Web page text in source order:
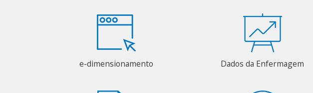
e-dimensionamento Dados da Enfermagem